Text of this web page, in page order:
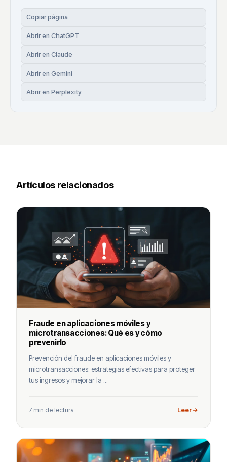
Copiar página
Abrir en ChatGPT
Abrir en Claude
Abrir en Gemini
Abrir en Perplexity
Artículos relacionados
Fraude en aplicaciones móviles y
microtransacciones: Qué es y cómo
prevenirlo
Prevención del fraude en aplicaciones móviles y
microtransacciones: estrategias efectivas para proteger
tus ingresos y mejorar la ...
7 min de lectura Leer